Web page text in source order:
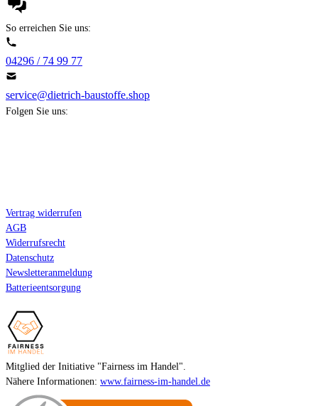
So erreichen Sie uns:
04296 / 74 99 77
service@dietrich-baustoffe.shop
Folgen Sie uns:
Vertrag widerrufen
AGB
Widerrufsrecht
Datenschutz
Newsletteranmeldung
Batterieentsorgung
Mitglied der Initiative "Fairness im Handel".
Nähere Informationen: www.fairness-im-handel.de